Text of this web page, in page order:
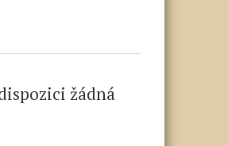
žádná